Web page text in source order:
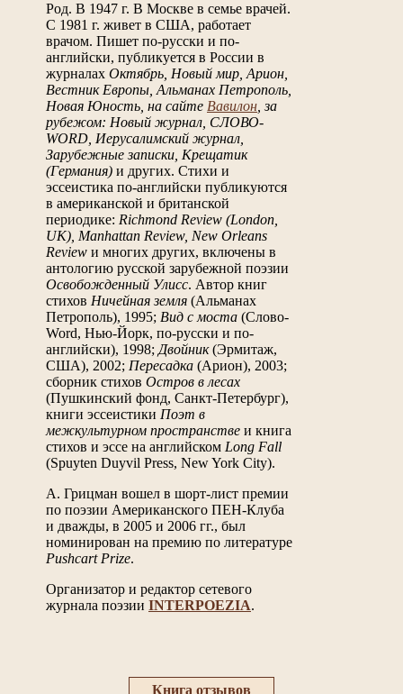
Род. В 1947 г. В Москве в семье врачей.
С 1981 г. живет в США, работает
врачом. Пишет по-русски и по-
английски, публикуется в России в
журналах Октябрь, Новый мир, Арион,
Вестник Европы, Альманах Петрополь,
Новая Юность, на сайте Вавилон , за
рубежом: Новый журнал, СЛОВО-
WORD, Иерусалимский журнал,
Зарубежные записки, Крещатик
(Германия) и других. Стихи и
эссеистика по-английски публикуются
в американской и британской
периодике: Richmond Review (London,
UK), Manhattan Review, New Orleans
Review и многих других, включены в
антологию русской зарубежной поэзии
Освобожденный Улисс. Автор книг
стихов Ничейная земля (Альманах
Петрополь), 1995; Вид с моста (Слово-
Word, Нью-Йорк, по-русски и по-
английски), 1998; Двойник(Эрмитаж,
США), 2002; Пересадка (Арион), 2003;
сборник стихов Остров в лесах
(Пушкинский фонд, Санкт-Петербург),
книги эссеистики Поэт в
межкультурном пространстве и книга
стихов и эссе на английском Long Fall
(Spuyten Duyvil Press, New York City).
А. Грицман вошел в шорт-лист премии
по поэзии Американского ПЕН-Клуба
и дважды, в 2005 и 2006 гг., был
номинирован на премию по литературе
Pushcart Prize.
Организатор и редактор сетевого
журнала поэзии INTERPOEZIA.
Книга отзывов